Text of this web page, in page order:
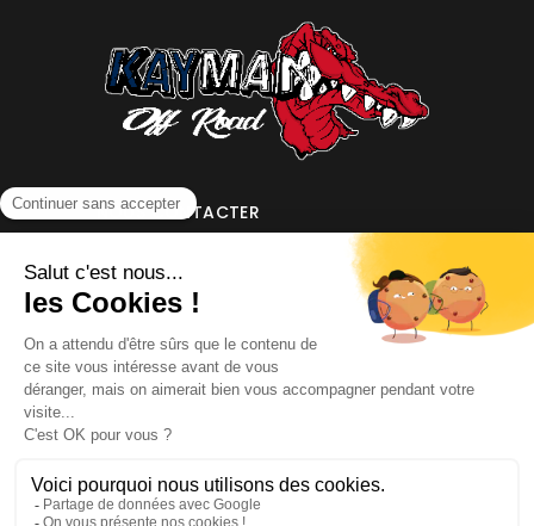
NOUS CONTACTER
INFORMATIONS
NOS PARTENAIRES
HORAIRES D'OUVERTURE